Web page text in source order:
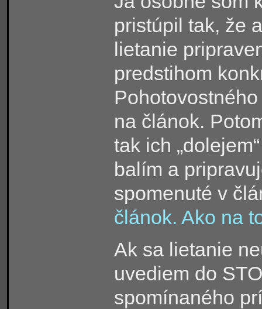
pristúpil tak, že
lietanie
predstihom
na článok.
tak ich
balím a
spomenuté v
článok. Ako na
Ak sa lietanie
uvediem do
spomínaného